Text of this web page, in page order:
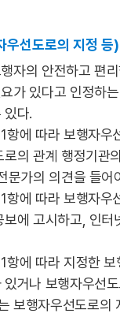
선도로의 지정 등)
자의 안전하고 편리
가 있다고 인정하
있다.
에 따라 보행자우
의 관계 행정기관
문가의 의견을 들어
에 따라 보행자우
에 고시하고, 인터
에 따라 지정한 보
거나 보행자우선
보행자우선도로의